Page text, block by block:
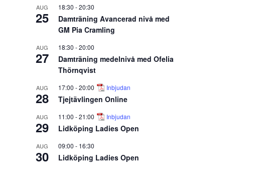
AUG
25
18:30 -20:30
Damträning Avancerad nivå med
GM Pia Cramling
AUG
27
18:30 -20:00
Damträning medelnivå med Ofelia
Thörnqvist
AUG
28
17:00 -20:00 Inbjudan
Tjejtävlingen Online
AUG
29
11:00 -21:00 Inbjudan
Lidköping Ladies Open
AUG
30
09:00 - 16:30
Lidköping Ladies Open